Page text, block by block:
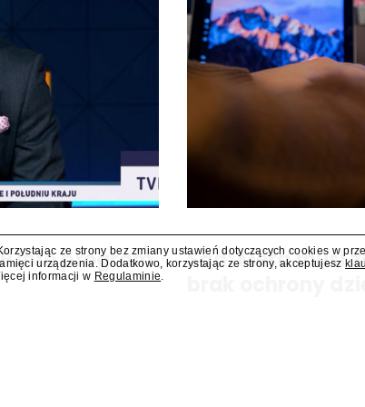
Info program
Sąd: Meta musi
ze strony bez zmiany ustawień dotyczących cookies w
urządzenia. Dodatkowo, korzystając ze strony, akceptujesz
informacji w Regulaminie.